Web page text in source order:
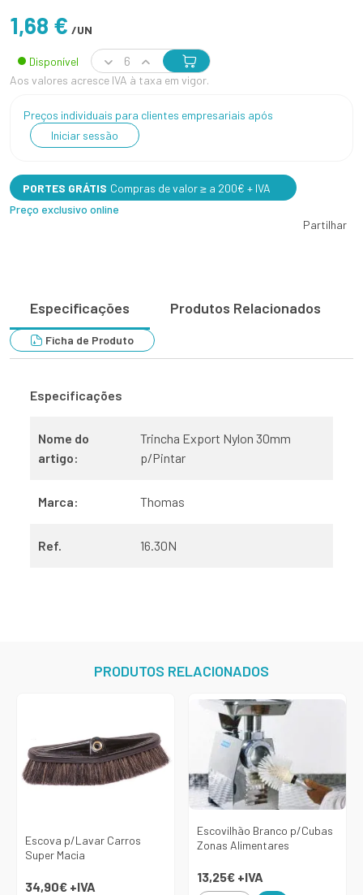
1,68 € /UN
Disponível
Aos valores acresce IVA à taxa em vigor.
Preços individuais para clientes empresariais após
Iniciar sessão
PORTES GRÁTIS Compras de valor ≥ a 200€ + IVA
Preço exclusivo online
Partilhar
Especificações Produtos Relacionados
Ficha de Produto
Especificações
Nome do
artigo:
Trincha Export Nylon 30mm
p/Pintar
Marca: Thomas
Ref. 16.30N
PRODUTOS RELACIONADOS
Escova p/Lavar Carros
Super Macia
34,90€ +IVA
Escovilhão Branco p/Cubas
Zonas Alimentares
13,25€ +IVA